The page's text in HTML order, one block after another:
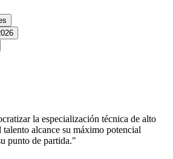
la especialización técnica de alto
alcance su máximo potencial
punto de partida."